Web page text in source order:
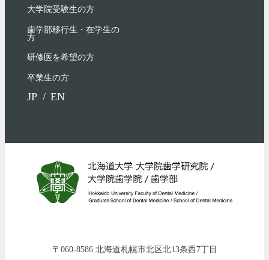
大学院受験生の方
歯学部移行生・在学⽣の
⽅
研修医を希望の方
卒業生の方
JP EN
060-8586 北海道札幌市北区北13条西7丁目